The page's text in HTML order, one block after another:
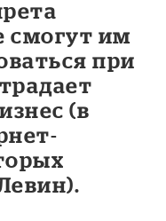
смогут им
при
(в